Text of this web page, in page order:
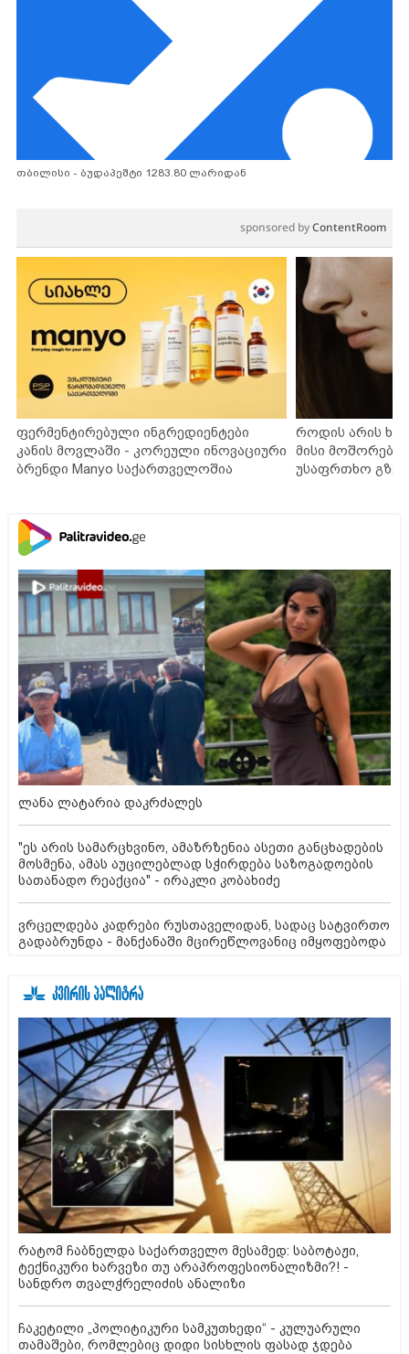
თბილისი - ბუდაპეშტი 1283.80 ლარიდან
sponsored byContentRoom
ფერმენტირებული ინგრედიენტები
კანის მოვლაში - კორეული ინოვაციური
ბრენდი Manyo საქართველოშია
როდის არის
მისი
უსაფრთხო
ლანა ლატარია დაკრძალეს
"ეს არის სამარცხვინო, ამაზრზენია ასეთი განცხადების
მოსმენა, ამას აუცილებლად სჭირდება საზოგადოების
სათანადო რეაქცია" - ირაკლი კობახიძე
ვრცელდება კადრები რუსთაველიდან, სადაც სატვირთო
გადაბრუნდა - მანქანაში მცირეწლოვანიც იმყოფებოდა
რატომ ჩაბნელდა საქართველო მესამედ: საბოტაჟი,
ტექნიკური ხარვეზი თუ არაპროფესიონალიზმი?! -
სანდრო თვალჭრელიძის ანალიზი
ჩაკეტილი „პოლიტიკური სამკუთხედი“ - კულუარული
თამაშები, რომლებიც დიდი სისხლის ფასად ჯდება